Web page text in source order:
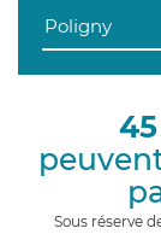
Sous réserve